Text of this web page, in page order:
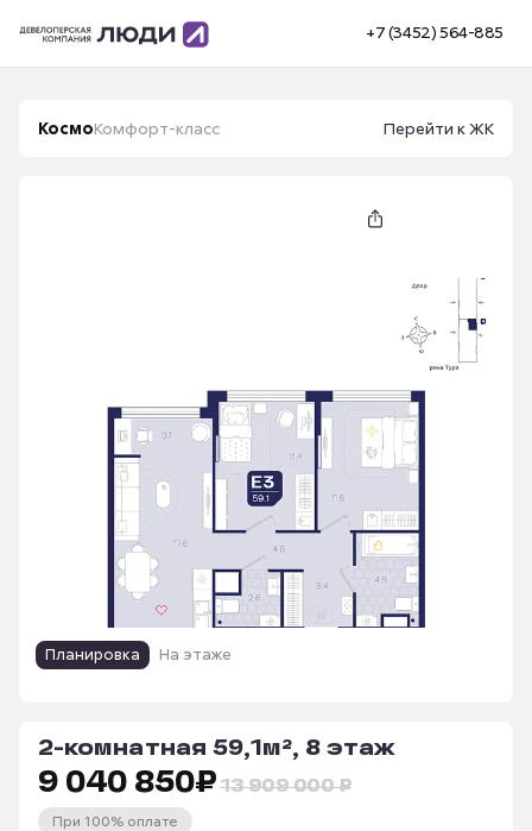
+7 (3452) 564-885
Планировка На этаже
КосмоКомфорт-класс Перейти к ЖК
2-комнатная 59,1м², 8 этаж
9 040 850₽ 13 909 000 ₽
При 100% оплате